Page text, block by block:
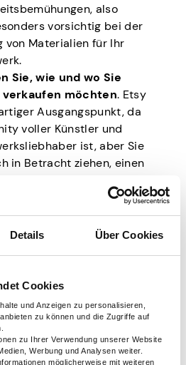
Details Über Cookies
Cookies
und Anzeigen zu personalisieren,
zu können und die Zugriffe auf
zu Ihrer Verwendung unserer Website
Werbung und Analysen weiter.
möglicherweise mit weiteren
also
vorsichtig bei der
von Materialien für Ihr
Sie, wie und wo Sie
verkaufen möchten. Etsy
Ausgangspunkt, da
voller Künstler und
ist, aber Sie
in Betracht ziehen, einen
und Ihre
zu präsentieren.
Der Verkauf von
eine hervorragende
verdienen. Sie können
Spielzeug und